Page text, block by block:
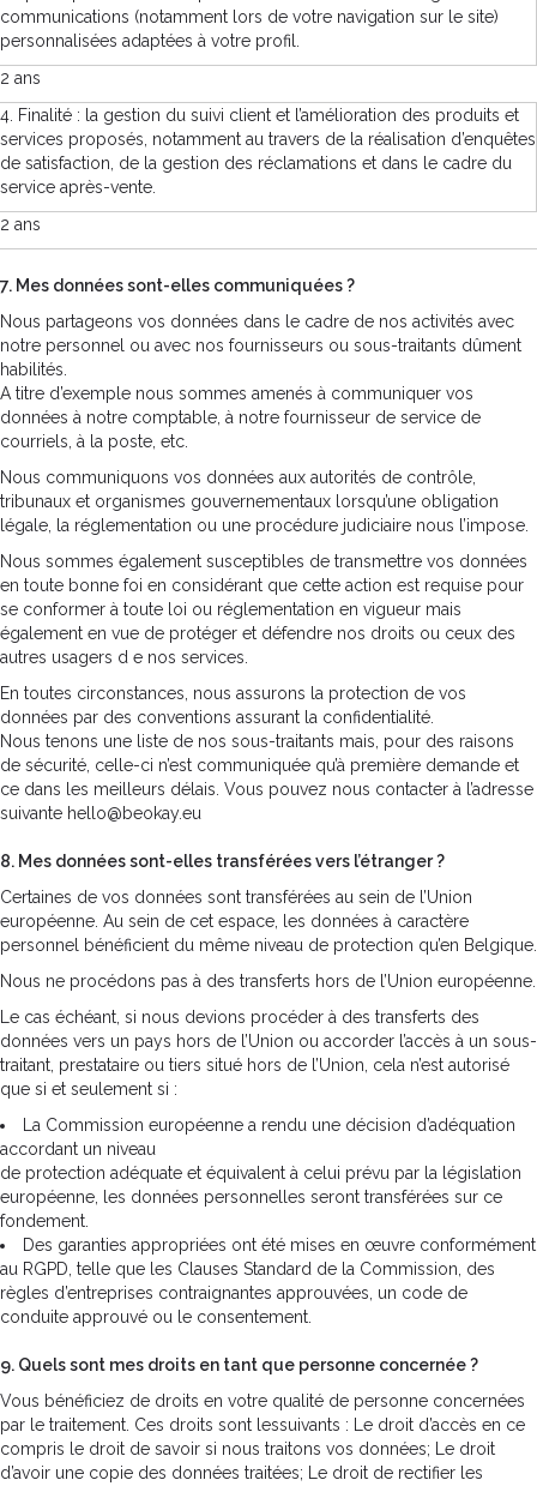
communications (notamment lors de votre navigation sur le site)
personnalisées adaptées à votre profil.
2 ans
4. Finalité : la gestion du suivi client et l’amélioration des produits et
services proposés, notamment au travers de la réalisation d’enquêtes
de satisfaction, de la gestion des réclamations et dans le cadre du
service après-vente.
2 ans
7. Mes données sont-elles communiquées ?
Nous partageons vos données dans le cadre de nos activités avec
notre personnel ou avec nos fournisseurs ou sous-traitants dûment
habilités.
A titre d’exemple nous sommes amenés à communiquer vos
données à notre comptable, à notre fournisseur de service de
courriels, à la poste, etc.
Nous communiquons vos données aux autorités de contrôle,
tribunaux et organismes gouvernementaux lorsqu’une obligation
légale, la réglementation ou une procédure judiciaire nous l’impose.
Nous sommes également susceptibles de transmettre vos données
en toute bonne foi en considérant que cette action est requise pour
se conformer à toute loi ou réglementation en vigueur mais
également en vue de protéger et défendre nos droits ou ceux des
autres usagers d e nos services.
En toutes circonstances, nous assurons la protection de vos
données par des conventions assurant la confidentialité.
Nous tenons une liste de nos sous-traitants mais, pour des raisons
de sécurité, celle-ci n’est communiquée qu’à première demande et
ce dans les meilleurs délais. Vous pouvez nous contacter à l’adresse
suivante hello@beokay.eu
8. Mes données sont-elles transférées vers l’étranger ?
Certaines de vos données sont transférées au sein de l’Union
européenne. Au sein de cet espace, les données à caractère
personnel bénéficient du même niveau de protection qu’en Belgique.
Nous ne procédons pas à des transferts hors de l’Union européenne.
Le cas échéant, si nous devions procéder à des transferts des
données vers un pays hors de l’Union ou accorder l’accès à un sous-
traitant, prestataire ou tiers situé hors de l’Union, cela n’est autorisé
que si et seulement si :
La Commission européenne a rendu une décision d’adéquation
accordant un niveau
de protection adéquate et équivalent à celui prévu par la législation
européenne, les données personnelles seront transférées sur ce
fondement.
Des garanties appropriées ont été mises en œuvre conformément
au RGPD, telle que les Clauses Standard de la Commission, des
règles d’entreprises contraignantes approuvées, un code de
conduite approuvé ou le consentement.
9. Quels sont mes droits en tant que personne concernée ?
Vous bénéficiez de droits en votre qualité de personne concernées
par le traitement. Ces droits sont lessuivants : Le droit d’accès en ce
compris le droit de savoir si nous traitons vos données; Le droit
d’avoir une copie des données traitées; Le droit de rectifier les